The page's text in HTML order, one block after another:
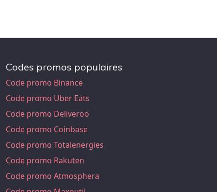
Codes promos populaires
Code promo Binance
Code promo Uber Eats
Code promo Deliveroo
Code promo Coinbase
Code promo Totalenergies
Code promo Rakuten
Code promo Atmosphera